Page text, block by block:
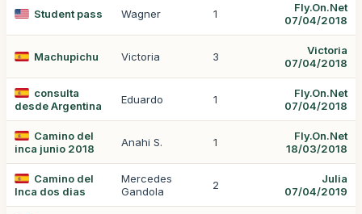
Student pass Wagner 1
Fly.On.Net
07/04/2018
Machupichu Victoria 3
Victoria
07/04/2018
consulta
desde Argentina
Eduardo 1
Fly.On.Net
07/04/2018
Camino del
inca junio 2018
Anahi S. 1
Fly.On.Net
18/03/2018
Camino del
Inca dos dias
Mercedes
Gandola
2
Julia
07/04/2019